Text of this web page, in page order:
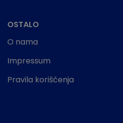
OSTALO
O nama
Impressum
Pravila korišćenja